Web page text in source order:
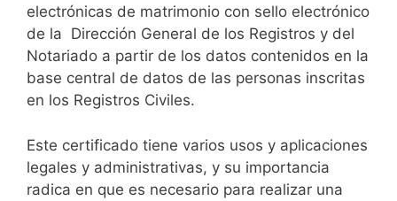
electrónicas de matrimonio con sello electrónico
de la Dirección General de los Registros y del
Notariado a partir de los datos contenidos en la
base central de datos de las personas inscritas
en los Registros Civiles.
Este certificado tiene varios usos y aplicaciones
legales y administrativas, y su importancia
radica en que es necesario para realizar una